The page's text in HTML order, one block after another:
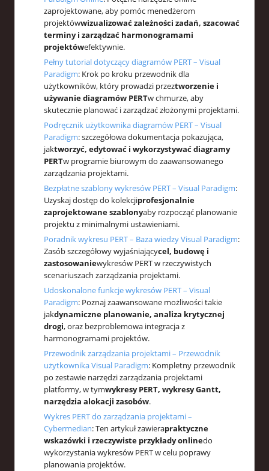
zaprojektowane, aby pomóc menedżerom
projektówwizualizować zależności zadań, szacować
terminy i zarządzać harmonogramami
projektówefektywnie.
Pełny tutorial dotyczący diagramów PERT – Visual
Paradigm: Krok po kroku przewodnik dla
użytkowników, który prowadzi przeztworzenie i
używanie diagramów PERTw chmurze, aby
skutecznie planować i zarządzać złożonymi projektami.
Podręcznik użytkownika diagramów PERT – Visual
Paradigm: szczegółowa dokumentacja pokazująca,
jaktworzyć, edytować i wykorzystywać diagramy
PERTw programie biurowym do zaawansowanego
zarządzania projektami.
Bezpłatne szablony wykresów PERT – Visual Paradigm:
Uzyskaj dostęp do kolekcjiprofesjonalnie
zaprojektowane szablonyaby rozpocząć planowanie
projektu z minimalnymi ustawieniami.
Poradnik wykresu PERT – Baza wiedzy Visual Paradigm:
Zasób szczegółowy wyjaśniającycel, budowę i
zastosowaniewykresów PERT w rzeczywistych
scenariuszach zarządzania projektami.
Udoskonalone funkcje wykresów PERT – Visual
Paradigm: Poznaj zaawansowane możliwości takie
jakdynamiczne planowanie, analiza krytycznej
drogi, oraz bezproblemowa integracja z
harmonogramami projektów.
Przewodnik zarządzania projektami – Przewodnik
użytkownika Visual Paradigm: Kompletny przewodnik
po zestawie narzędzi zarządzania projektami
platformy, w tymwykresy PERT, wykresy Gantt,
narzędzia alokacji zasobów.
Wykres PERT do zarządzania projektami –
Cybermedian: Ten artykuł zawierapraktyczne
wskazówki i rzeczywiste przykłady onlinedo
wykorzystania wykresów PERT w celu poprawy
planowania projektów.